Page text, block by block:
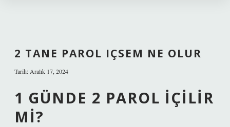
2 TANE PAROL IÇSEM NE OLUR
Tarih: Aralık 17, 2024
1 GÜNDE 2 PAROL IÇILIR
MI?